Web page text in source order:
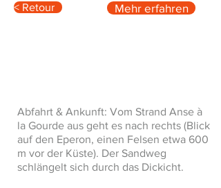
< Retour Mehr erfahren
Abfahrt & Ankunft: Vom Strand Anse à
la Gourde aus geht es nach rechts (Blick
auf den Eperon, einen Felsen etwa 600
m vor der Küste). Der Sandweg
schlängelt sich durch das Dickicht.